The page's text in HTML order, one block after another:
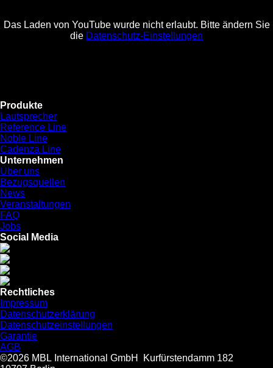
Das Laden von YouTube wurde nicht erlaubt. Bitte ändern Sie
die Datenschutz-Einstellungen
Produkte
Lautsprecher
Reference Line
Noble Line
Cadenza Line
Unternehmen
Über uns
Bezugsquellen
News
Veranstaltungen
FAQ
Jobs
Social Media
Rechtliches
Impressum
Datenschutzerklärung
Datenschutzeinstellungen
Garantie
AGB
©2026 MBL International GmbH
Kurfürstendamm 182